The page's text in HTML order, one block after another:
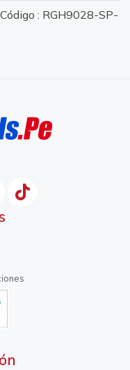
: RGH9028-SP-